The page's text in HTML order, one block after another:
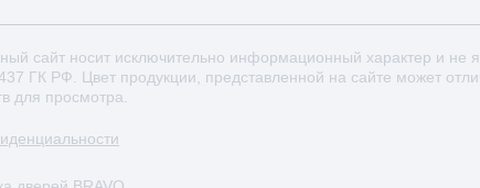
сайт носит исключительно информационный характер и
ГК РФ. Цвет продукции, представленной на сайте может
для просмотра.